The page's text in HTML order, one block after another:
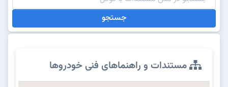
جستجو
مستندات و راهنماهای فنی خودروها